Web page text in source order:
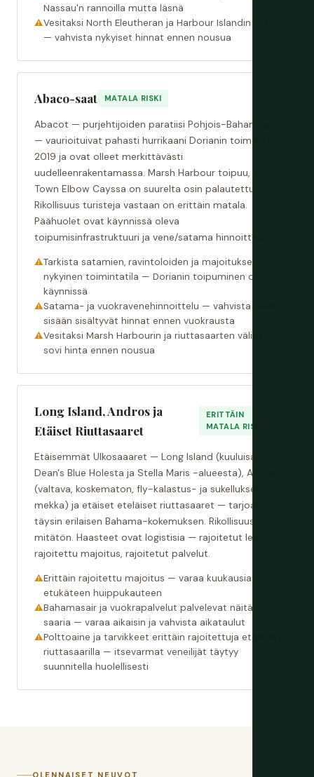
Nassau'n rannoilla mutta läsnä
Vesitaksi North Eleutheran ja Harbour Islandin välillä
— vahvista nykyiset hinnat ennen nousua
Abaco-saat MATALA RISKI
Abacot — purjehtijoiden paratiisi Pohjois-Bahamilla
— vaurioituivat pahasti hurrikaani Dorianin toimesta
2019 ja ovat olleet merkittävästi
uudelleenrakentamassa. Marsh Harbour toipuu, Hope
Town Elbow Cayssa on suurelta osin palautettu.
Rikollisuus turisteja vastaan on erittäin matala.
Päähuolet ovat käynnissä oleva
toipumisinfrastruktuuri ja vene/satama hinnoittelu.
Tarkista satamien, ravintoloiden ja majoituksen
nykyinen toimintatila — Dorianin toipuminen on
käynnissä
Satama- ja vuokravenehinnoittelu — vahvista kaikki
sisään sisältyvät hinnat ennen vuokrausta
Vesitaksi Marsh Harbourin ja riuttasaarten välillä —
sovi hinta ennen nousua
Long Island, Andros ja
Etäiset Riuttasaaret
ERITTÄIN
MATALA RISKI
Etäisemmät Ulkosaaaret — Long Island (kuuluisa
Dean's Blue Holesta ja Stella Maris -alueesta), Andros
(valtava, koskematon, fly-kalastus- ja sukelluksen
mekka) ja etäiset eteläiset riuttasaaret — tarjoavat
täysin erilaisen Bahama-kokemuksen. Rikollisuus on
mitätön. Haasteet ovat logistisia — rajoitetut lennot,
rajoitettu majoitus, rajoitetut palvelut.
Erittäin rajoitettu majoitus — varaa kuukausia
etukäteen huippukauteen
Bahamasair ja vuokrapalvelut palvelevat näitä
saaria — varaa aikaisin ja vahvista aikataulut
Polttoaine ja tarvikkeet erittäin rajoitettuja etäisillä
riuttasaarilla — itsevarmat veneilijät täytyy
suunnitella huolellisesti
OLENNAISET NEUVOT